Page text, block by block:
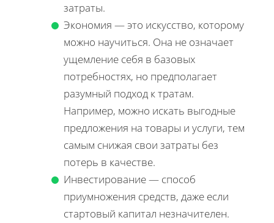
затраты.
Экономия — это искусство, которому
можно научиться. Она не означает
ущемление себя в базовых
потребностях, но предполагает
разумный подход к тратам.
Например, можно искать выгодные
предложения на товары и услуги, тем
самым снижая свои затраты без
потерь в качестве.
Инвестирование — способ
приумножения средств, даже если
стартовый капитал незначителен.